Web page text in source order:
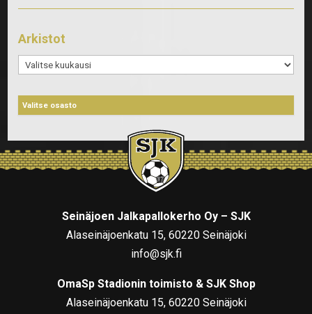
Arkistot
Arkistot
Seinäjoen Jalkapallokerho Oy – SJK
Alaseinäjoenkatu 15, 60220 Seinäjoki
info@sjk.fi
OmaSp Stadionin toimisto & SJK Shop
Alaseinäjoenkatu 15, 60220 Seinäjoki